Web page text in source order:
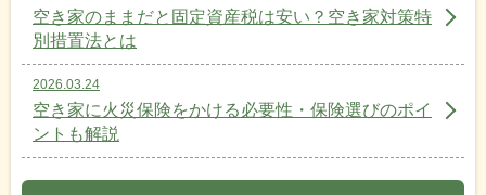
空き家のままだと固定資産税は安い？空き家対策特
別措置法とは
2026.03.24
空き家に火災保険をかける必要性・保険選びのポイ
ントも解説